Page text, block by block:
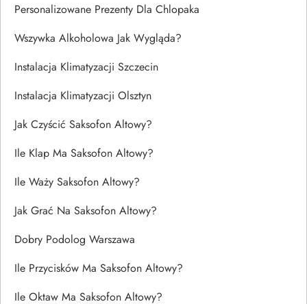
Personalizowane Prezenty Dla Chlopaka
Wszywka Alkoholowa Jak Wygląda?
Instalacja Klimatyzacji Szczecin
Instalacja Klimatyzacji Olsztyn
Jak Czyścić Saksofon Altowy?
Ile Klap Ma Saksofon Altowy?
Ile Waży Saksofon Altowy?
Jak Grać Na Saksofon Altowy?
Dobry Podolog Warszawa
Ile Przycisków Ma Saksofon Altowy?
Ile Oktaw Ma Saksofon Altowy?